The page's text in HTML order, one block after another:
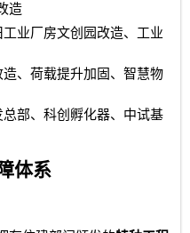
造
业厂房文创园改造、工业
、荷载提升加固、智慧物
部、科创孵化器、中试基
体系